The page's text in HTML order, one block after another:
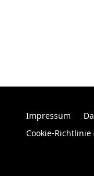
Impressum
Cookie-Richtlinie